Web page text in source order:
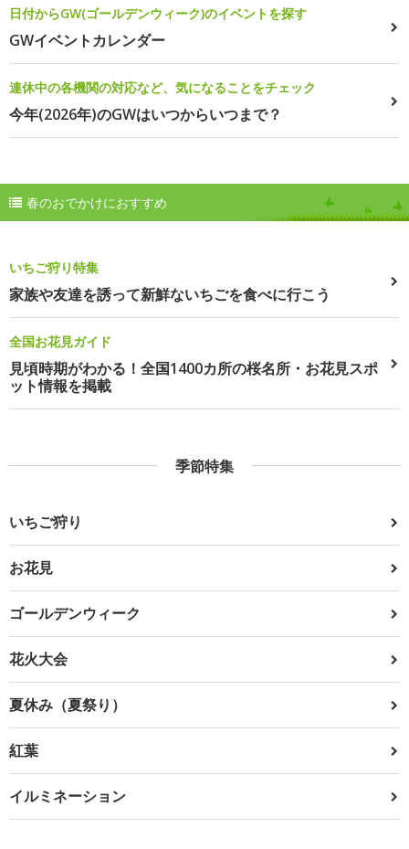
日付からGW(ゴールデンウィーク)のイベントを探す
GWイベントカレンダー
連休中の各機関の対応など、気になることをチェック
今年(2026年)のGWはいつからいつまで？
春のおでかけにおすすめ
いちご狩り特集
家族や友達を誘って新鮮ないちごを食べに行こう
全国お花見ガイド
見頃時期がわかる！全国1400カ所の桜名所・お花見スポ
ット情報を掲載
季節特集
いちご狩り
お花見
ゴールデンウィーク
花火大会
夏休み（夏祭り）
紅葉
イルミネーション